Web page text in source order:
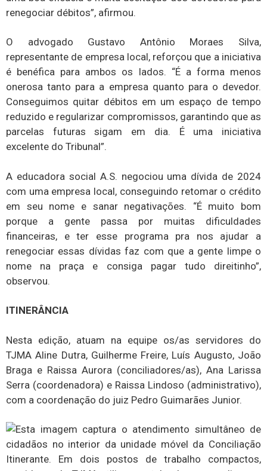
renegociar débitos”, afirmou.
O advogado Gustavo Antônio Moraes Silva,
representante de empresa local, reforçou que a iniciativa
é benéfica para ambos os lados. “É a forma menos
onerosa tanto para a empresa quanto para o devedor.
Conseguimos quitar débitos em um espaço de tempo
reduzido e regularizar compromissos, garantindo que as
parcelas futuras sigam em dia. É uma iniciativa
excelente do Tribunal”.
A educadora social A.S. negociou uma dívida de 2024
com uma empresa local, conseguindo retomar o crédito
em seu nome e sanar negativações. “É muito bom
porque a gente passa por muitas dificuldades
financeiras, e ter esse programa pra nos ajudar a
renegociar essas dívidas faz com que a gente limpe o
nome na praça e consiga pagar tudo direitinho”,
observou.
ITINERÂNCIA
Nesta edição, atuam na equipe os/as servidores do
TJMA Aline Dutra, Guilherme Freire, Luís Augusto, João
Braga e Raissa Aurora (conciliadores/as), Ana Larissa
Serra (coordenadora) e Raissa Lindoso (administrativo),
com a coordenação do juiz Pedro Guimarães Junior.